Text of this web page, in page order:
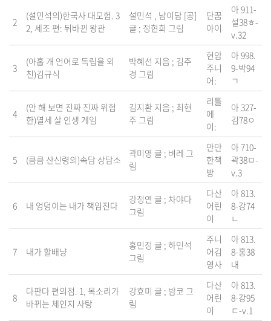
2
(설민석의)한국사 대모험. 3
2, 세조 편: 뒤바뀐 왕관
설민석 , 남이담 [공]
글 ; 정현희 그림
단꿈
아이
아 911-
설38ㅎ-
v.32
3
(아홉 개 언어로 독립을 외
친)김규식
박혜선 지음 ; 김주
경 그림
현암
주니
어:
아 998.
9-박94
ㄱ
4
(안 해 보면 진짜 진짜 위험
한)열세 살 인생 게임
김지환 지음 ; 최현
주 그림
리틀
에
이:
아 327-
김78ㅇ
5 (큼큼 산신령의)속담 상담소
곽미영 글 ; 벼레 그
림
만만
한책
방
아 710-
곽38ㅁ-
v.3
6 내 엉덩이는 내가 책임진다
강정연 글 ; 차야다
그림
다산
어린
이
아 813.
8-강74
ㄴ
7 내가 할배냥
홍민정 글 ; 하민석
그림
주니
어김
영사
아 813.
8-홍38
내
8
다판다 편의점. 1, 목소리가
바뀌는 체인지 사탕
강효미 글 ; 밤코 그
림
다산
어린
이
아 813.
8-강95
ㄷ-v.1